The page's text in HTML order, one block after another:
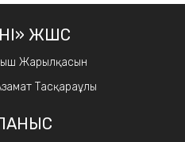
ЖШС
Жарылқасын
Тасқараұлы